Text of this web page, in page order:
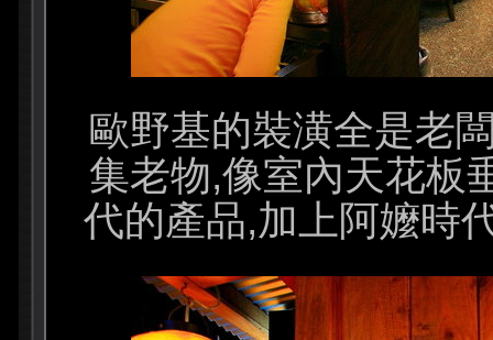
歐野基的裝潢全是老
集老物,像室內天花板
代的產品,加上阿嬤時